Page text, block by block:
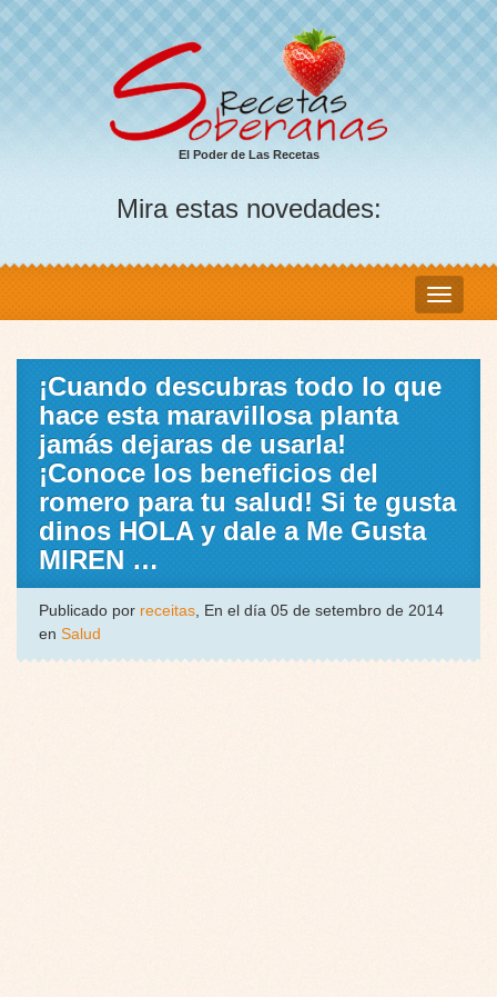
El Poder de Las Recetas
Mira estas novedades:
¡Cuando descubras todo lo que
hace esta maravillosa planta
jamás dejaras de usarla!
¡Conoce los beneficios del
romero para tu salud! Si te gusta
dinos HOLA y dale a Me Gusta
MIREN …
Publicado por receitas, En el día 05 de setembro de 2014
en Salud